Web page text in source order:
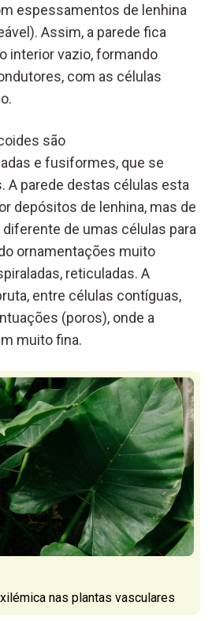
espessamentos de lenhina
Assim, a parede fica
interior vazio, formando
com as células
são
e fusiformes, que se
A parede destas células esta
depósitos de lenhina, mas de
de umas células para
ornamentações muito
reticuladas. A
entre células contíguas,
(poros), onde a
muito fina.
nas plantas vasculares